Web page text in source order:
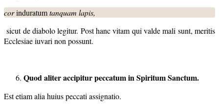
corinduratumtanquam lapis,
sicut de diabolo legitur. Post hanc vitam qui valde mali sunt, meritis
Ecclesiae iuvari non possunt.
Quod aliter accipitur peccatum in Spiritum Sanctum.
Est etiam alia huius peccati assignatio.